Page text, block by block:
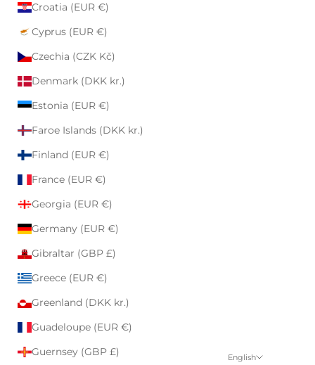
Croatia (EUR €)
Cyprus (EUR €)
Czechia (CZK Kč)
Denmark (DKK kr.)
Estonia (EUR €)
Faroe Islands (DKK kr.)
Finland (EUR €)
France (EUR €)
Georgia (EUR €)
Germany (EUR €)
Gibraltar (GBP £)
Greece (EUR €)
Greenland (DKK kr.)
Guadeloupe (EUR €)
Guernsey (GBP £)
English